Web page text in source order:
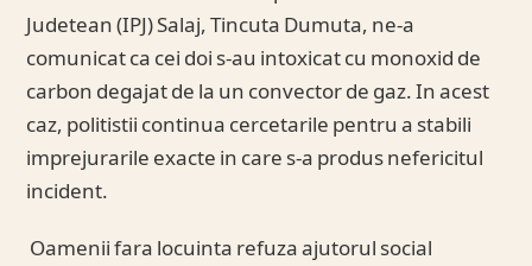
Judetean (IPJ) Salaj, Tincuta Dumuta, ne-a
comunicat ca cei doi s-au intoxicat cu monoxid de
carbon degajat de la un convector de gaz. In acest
caz, politistii continua cercetarile pentru a stabili
imprejurarile exacte in care s-a produs nefericitul
incident.
Oamenii fara locuinta refuza ajutorul social